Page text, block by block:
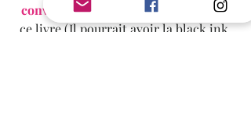
convictions. J’ai un mal à fou à noter
ce livre (Il pourrait avoir la black ink